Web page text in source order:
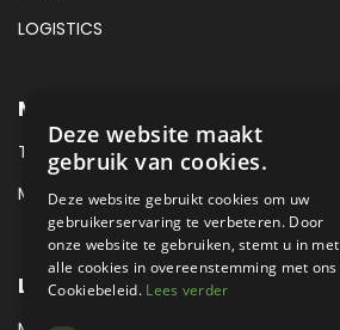
LOGISTICS
METROPOLE EVENTS CONTACT
TEL:
+31 (0) 88 425 94 00
MAIL:EVENTS@METROPOLE.NL
LOCATIE
Deze website maakt
gebruik van cookies.
Deze website gebruikt cookies om uw
gebruikerservaring te verbeteren. Door
onze website te gebruiken, stemt u in met
alle cookies in overeenstemming met ons
Cookiebeleid. Lees verder